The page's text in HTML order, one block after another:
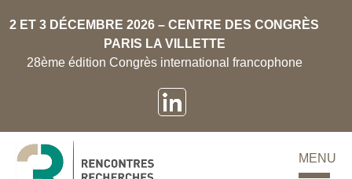
2 ET 3 DÉCEMBRE 2026 – CENTRE DES CONGRÈS
PARIS LA VILLETTE
28ème édition Congrès international francophone
MENU